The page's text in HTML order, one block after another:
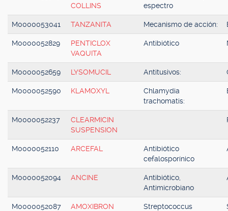
COLLINS
espectro
M0000053041 TANZANITA Mecanismo de acción:
M0000052829
PENTICLOX
VAQUITA
Antibiótico
M0000052659 LYSOMUCIL Antitusivos:
M0000052590 KLAMOXYL
Chlamydia
trachomatis:
M0000052237
CLEARMICIN
SUSPENSION
M0000052110 ARCEFAL
Antibiótico
cefalosporínico
M0000052094 ANCINE
Antibiótico,
Antimicrobiano
M0000052087
AMOXIBRON
Streptococcus